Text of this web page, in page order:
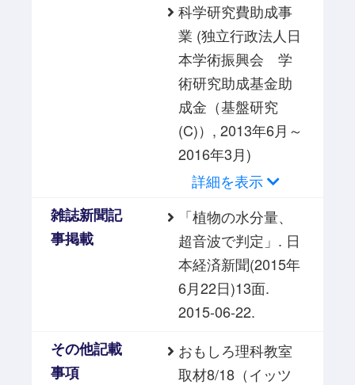
科学研究費助成事
業 (独立行政法人日
本学術振興会 学
術研究助成基金助
成金（基盤研究
(C)）, 2013年6月～
2016年3月)
詳細を表示
雑誌新聞記
事掲載
「植物の水分量、
超音波で判定」. 日
本経済新聞(2015年
6月22日)13面.
2015-06-22.
その他記載
事項
おもしろ理科教室
取材8/18（イッツ